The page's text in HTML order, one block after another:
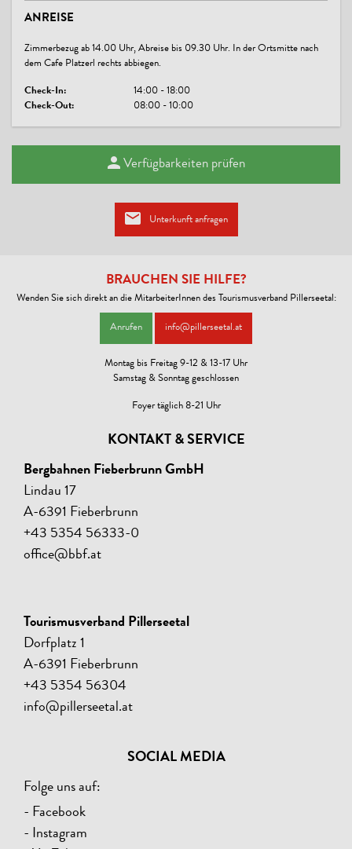
LINKS
Im Winter ist die Loipengebühr im Preis inklusive.
ANREISE
Zimmerbezug ab 14.00 Uhr, Abreise bis 09.30 Uhr. In der Ortsmitte nach
dem Cafe Platzerl rechts abbiegen.
Check-In:
14:00 - 18:00
Check-Out:
08:00 - 10:00
Verfügbarkeiten prüfen
Unterkunft anfragen
BRAUCHEN SIE HILFE?
Wenden Sie sich direkt an die MitarbeiterInnen des Tourismusverband Pillerseetal:
Anrufen info@pillerseetal.at
Montag bis Freitag 9-12 & 13-17 Uhr
Samstag & Sonntag geschlossen
Foyer täglich 8-21 Uhr
KONTAKT & SERVICE
Bergbahnen Fieberbrunn GmbH
Lindau 17
A-6391 Fieberbrunn
+43 5354 56333-0
office@bbf.at
Tourismusverband Pillerseetal
Dorfplatz 1
A-6391 Fieberbrunn
+43 5354 56304
info@pillerseetal.at
SOCIAL MEDIA
Folge uns auf:
- Facebook
- Instagram